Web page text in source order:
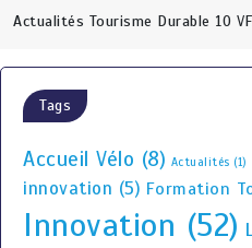
Actualités Tourisme Durable 10
Tags
Accueil Vélo (8) Actualités (1)
innovation (5) Formation
Innovation (52)